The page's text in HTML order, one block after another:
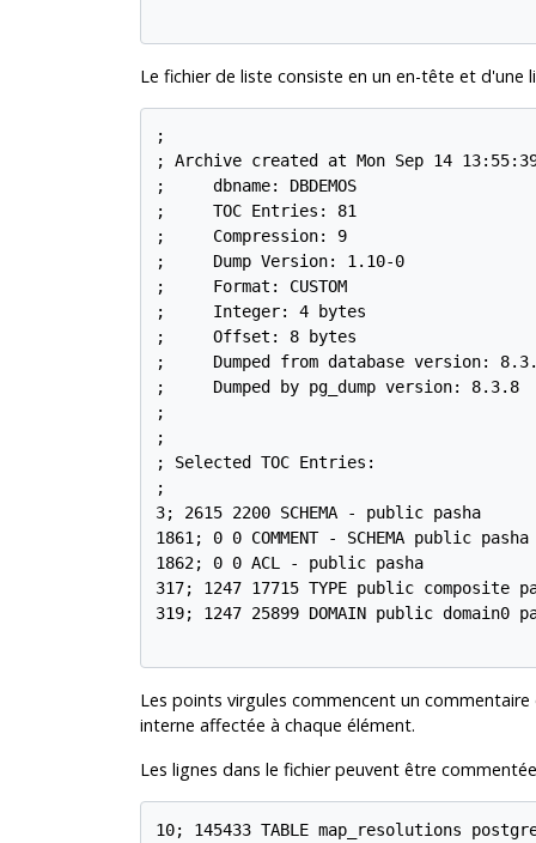
Le fichier de liste consiste en un en-tête et d'une
;
; Archive created at Mon Sep 14
;     dbname: DBDEMOS
;     TOC Entries: 81
;     Compression: 9
;     Dump Version: 1.10-0
;     Format: CUSTOM
;     Integer: 4 bytes
;     Offset: 8 bytes
;     Dumped from database version:
;     Dumped by pg_dump version: 8.3.8
;
;
; Selected TOC Entries:
;
3; 2615 2200 SCHEMA - public pasha
1861; 0 0 COMMENT - SCHEMA public pasha
1862; 0 0 ACL - public pasha
317; 1247 17715 TYPE public composite
319; 1247 25899 DOMAIN public domain0
Les points virgules commencent un
interne affectée à chaque élément.
Les lignes dans le fichier peuvent être
10; 145433 TABLE map_resolutions